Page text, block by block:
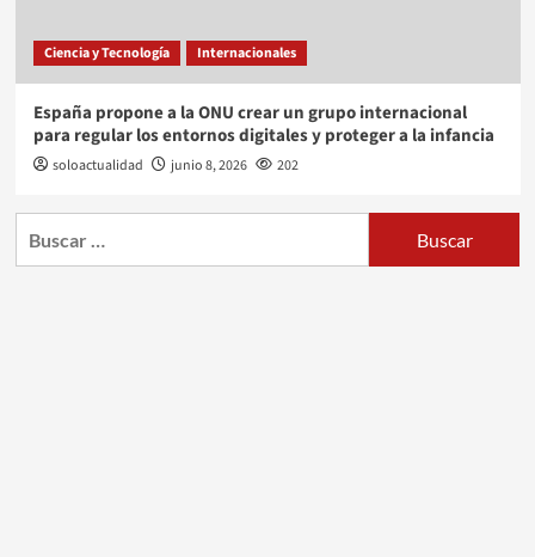
Ciencia y Tecnología Internacionales
España propone a la ONU crear un grupo internacional
para regular los entornos digitales y proteger a la infancia
soloactualidad junio 8, 2026 202